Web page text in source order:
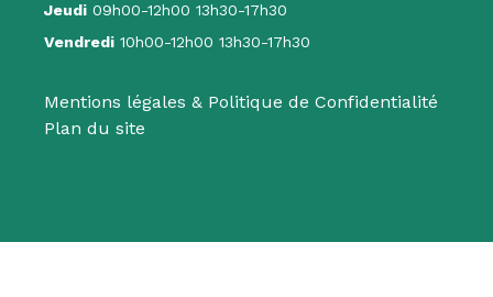
Jeudi 09h00-12h00 13h30-17h30
Vendredi 10h00-12h00 13h30-17h30
Mentions légales & Politique de Confidentialité
Plan du site